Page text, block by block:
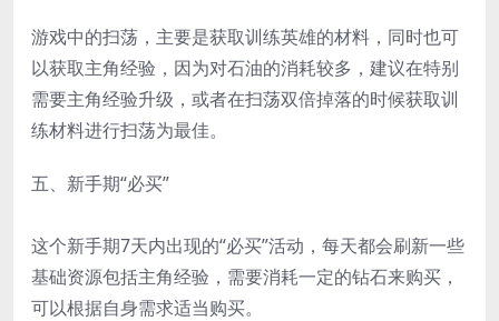
游戏中的扫荡，主要是获取训练英雄的材料，同时也可
以获取主角经验，因为对石油的消耗较多，建议在特别
需要主角经验升级，或者在扫荡双倍掉落的时候获取训
练材料进行扫荡为最佳。
五、新手期“必买”
这个新手期7天内出现的“必买”活动，每天都会刷新一些
基础资源包括主角经验，需要消耗一定的钻石来购买，
可以根据自身需求适当购买。